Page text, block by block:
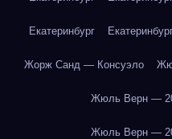
Екатеринбург
Жорж Санд — Консуэло
Жюль Верн —
Жюль Верн —